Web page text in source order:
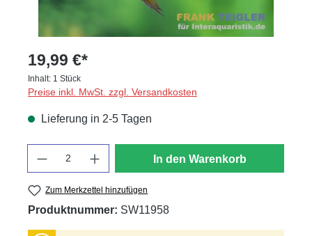
19,99 €*
Inhalt: 1 Stück
Preise inkl. MwSt. zzgl. Versandkosten
Lieferung in 2-5 Tagen
In den Warenkorb
Zum Merkzettel hinzufügen
Produktnummer: SW11958